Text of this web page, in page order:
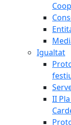
Igualtat
II